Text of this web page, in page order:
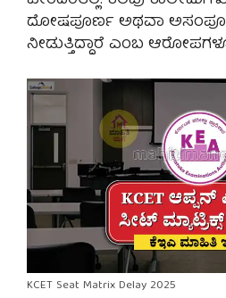
ದೋಷಪೂರ್ಣ ಅಥವಾ
ನೀಡುತ್ತಿದ್ದಾರೆ ಎಂಬ
KCET Seat Matrix Delay 2025